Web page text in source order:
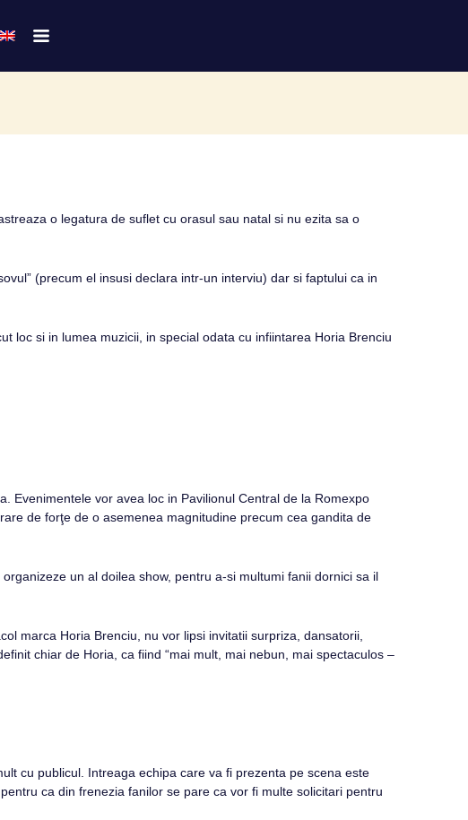
o legatura de suflet cu orasul sau natal si nu ezita sa o
(precum el insusi declara intr-un interviu) dar si faptului ca in
loc si in lumea muzicii, in special odata cu infiintarea Horia Brenciu
Evenimentele vor avea loc in Pavilionul Central de la Romexpo
de forţe de o asemenea magnitudine precum cea gandita de
un al doilea show, pentru a-si multumi fanii dornici sa il
marca Horia Brenciu, nu vor lipsi invitatii surpriza, dansatorii,
chiar de Horia, ca fiind “mai mult, mai nebun, mai spectaculos –
cu publicul. Intreaga echipa care va fi prezenta pe scena este
ca din frenezia fanilor se pare ca vor fi multe solicitari pentru